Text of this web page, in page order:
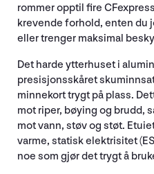
rommer opptil fire
krevende forhold, enten du
eller trenger maksimal
Det harde ytterhuset i
presisjonsskåret
minnekort trygt på plass.
mot riper, bøying og brudd,
mot vann, støv og støt.
varme, statisk elektrisitet
noe som gjør det trygt å